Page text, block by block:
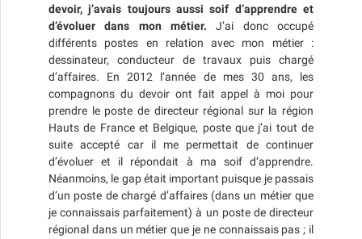
devoir, j’avais toujours aussi soif d’apprendre et
d’évoluer dans mon métier. J’ai donc occupé
différents postes en relation avec mon métier :
dessinateur, conducteur de travaux puis chargé
d’affaires. En 2012 l’année de mes 30 ans, les
compagnons du devoir ont fait appel à moi pour
prendre le poste de directeur régional sur la région
Hauts de France et Belgique, poste que j’ai tout de
suite accepté car il me permettait de continuer
d’évoluer et il répondait à ma soif d’apprendre.
Néanmoins, le gap était important puisque je passais
d’un poste de chargé d’affaires (dans un métier que
je connaissais parfaitement) à un poste de directeur
régional dans un métier que je ne connaissais pas ; il